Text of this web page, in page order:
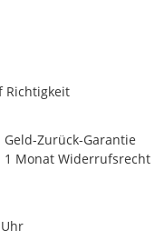
Richtigkeit
Geld-Zurück-Garantie
1 Monat Widerrufsrecht